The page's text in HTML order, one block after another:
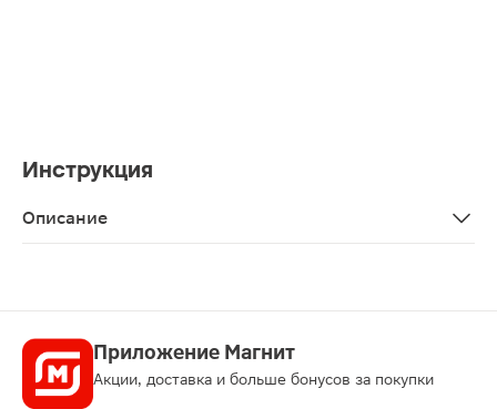
Инструкция
Описание
Приложение Магнит
Акции, доставка и больше бонусов за покупки